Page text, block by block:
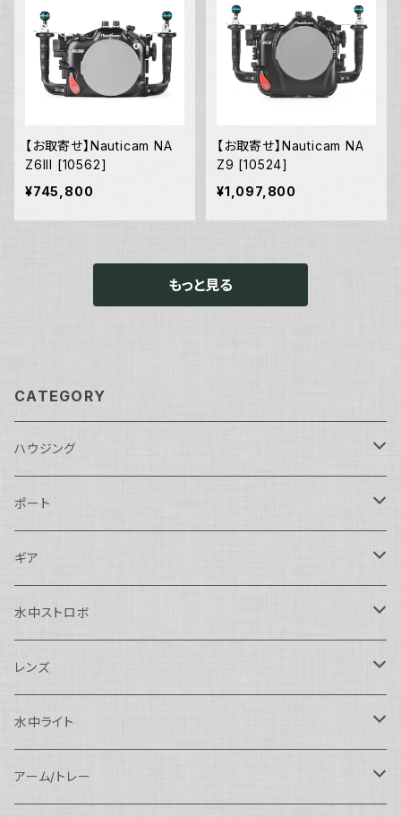
【お取寄せ】Nauticam NA
Z6III [10562]
¥745,800
【お取寄せ】Nauticam NA
Z9 [10524]
¥1,097,800
もっと見る
CATEGORY
ハウジング
Nikon用
Nauticam
SEA&SEA
Canon用
Nauticam
SEA&SEA
Sony用
Nautciam
SEA&SEA
OM SYSTEM用
Nauticam
AOI
Panasonic用
Nauticam
FUJIFILM用
ポート
Nauticam
N120ドームポート
N120マクロポート
SEA&SEA
ドームポート
マクロポート
AOI
ドームポート
フラットポート
FIX
アクセサリー
Athena
ギア
AOI
OM SYSTEM用
Nauticam
SEA&SEA
水中ストロボ
SEA&SEA
アクセサリー
AOI
アクセサリー
アクセサリー
レンズ
マクロコンバージョンレンズ
Nauticam
ワイドコンバージョンレンズ
水中ライト
大光量 3000ルーメン以上
アーム/トレー